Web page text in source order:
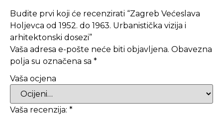
Budite prvi koji će recenzirati “Zagreb Većeslava
Holjevca od 1952. do 1963. Urbanistička vizija i
arhitektonski dosezi”
Vaša adresa e-pošte neće biti objavljena. Obavezna
polja su označena sa *
Vaša ocjena
Vaša recenzija: *